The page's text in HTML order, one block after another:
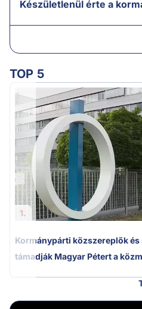
Készületlenül érte a
TOP 5
1.
Kormánypárti közszereplők
támadják Magyar Pétert a